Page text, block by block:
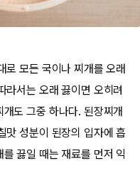
로 모든 국이나 찌개를 오래
라서는 오래 끓이면 오히려
도 그중 하나다. 된장찌개
맛 성분이 된장의 입자에 흡
끓일 때는 재료를 먼저 익